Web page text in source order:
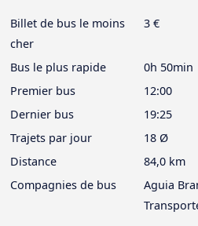
Billet de bus le moins
cher
3 €
Bus le plus rapide
0h 50min
Premier bus
12:00
Dernier bus
19:25
Trajets par jour
18 Ø
Distance
84,0 km
Compagnies de bus
Aguia